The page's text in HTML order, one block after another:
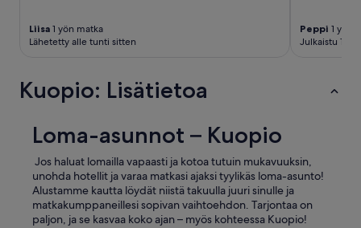
Liisa 1 yön matka
Lähetetty alle tunti sitten
Peppi 1 yön
Julkaistu 1
Kuopio: Lisätietoa
Loma-asunnot – Kuopio
Jos haluat lomailla vapaasti ja kotoa tutuin mukavuuksin,
unohda hotellit ja varaa matkasi ajaksi tyylikäs loma-asunto!
Alustamme kautta löydät niistä takuulla juuri sinulle ja
matkakumppaneillesi sopivan vaihtoehdon. Tarjontaa on
paljon, ja se kasvaa koko ajan – myös kohteessa Kuopio!